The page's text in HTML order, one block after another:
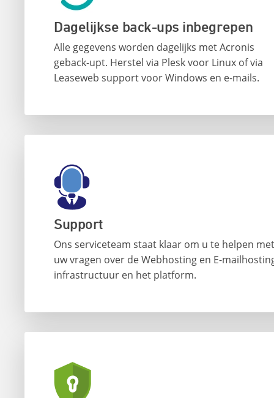
Dagelijkse back-ups inbegrepen
Alle gegevens worden dagelijks met Acronis
geback-upt. Herstel via Plesk voor Linux of via
Leaseweb support voor Windows en e-mails.
Support
Ons serviceteam staat klaar om u te helpen
uw vragen over de Webhosting en E-
infrastructuur en het platform.